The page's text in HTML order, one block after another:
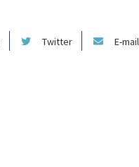
Twitter E-mail